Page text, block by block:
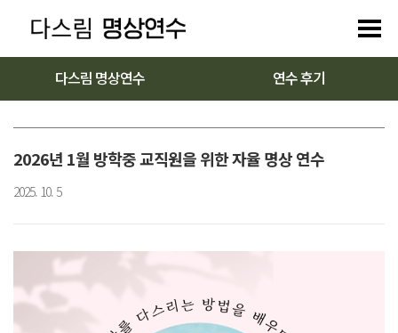
다스림 명상연수 연수 후기
2026년 1월 방학중 교직원을 위한 자율 명상 연수
2025. 10. 5